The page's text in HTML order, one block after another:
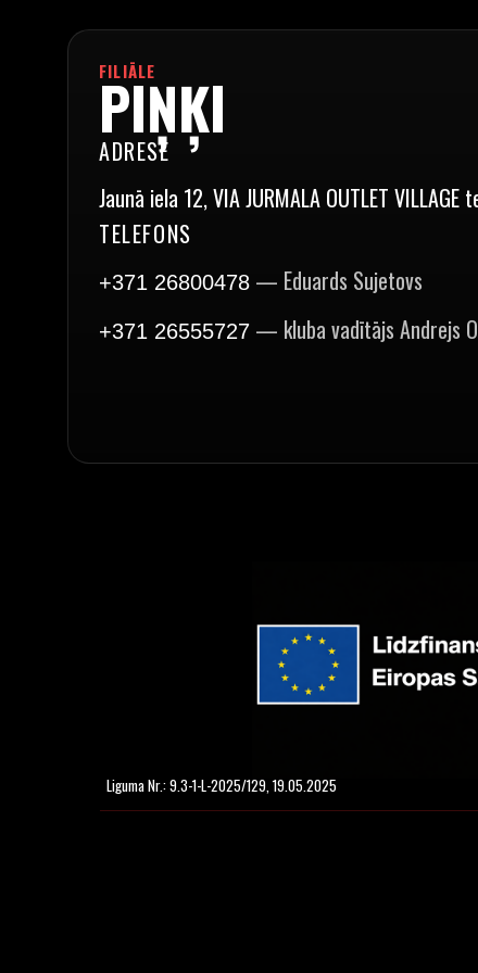
FILIĀLE
PIŅĶI
ADRESE
Jaunā iela 12, VIA JURMALA OUTLET
TELEFONS
+371 26800478 — Eduards Sujetovs
+371 26555727 — kluba vadītājs Andrejs
Liguma Nr.: 9.3-1-L-2025/129, 19.05.2025